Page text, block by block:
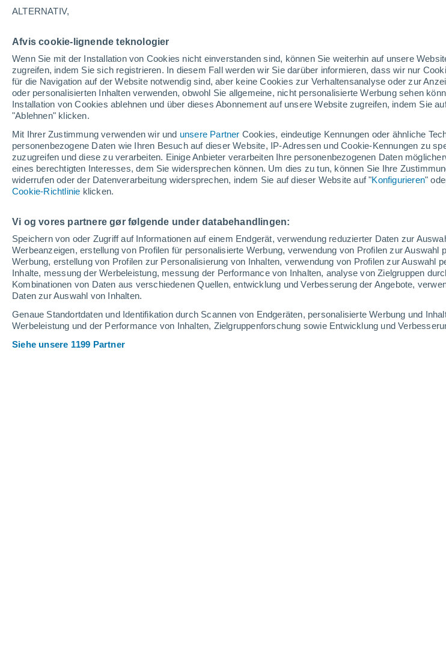
ALTERNATIV,
Afvis cookie-lignende teknologier
Wenn Sie mit der Installation von Cookies nicht einverstanden sind, können Sie weiterhin auf unsere
zugreifen, indem Sie sich registrieren. In diesem Fall werden wir Sie darüber informieren, dass wir nur
für die Navigation auf der Website notwendig sind, aber keine Cookies zur Verhaltensanalyse oder zur
oder personalisierten Inhalten verwenden, obwohl Sie allgemeine, nicht personalisierte Werbung sehen
Installation von Cookies ablehnen und über dieses Abonnement auf unsere Website zugreifen, indem Sie
"Ablehnen" klicken.
Mit Ihrer Zustimmung verwenden wir und unsere Partner Cookies, eindeutige Kennungen oder ähnliche
personenbezogene Daten wie Ihren Besuch auf dieser Website, IP-Adressen und Cookie-Kennungen zu
zuzugreifen und diese zu verarbeiten. Einige Anbieter verarbeiten Ihre personenbezogenen Daten
eines berechtigten Interesses, dem Sie widersprechen können. Um dies zu tun, können Sie Ihre
widerrufen oder der Datenverarbeitung widersprechen, indem Sie auf dieser Website auf "Konfigurieren"
Cookie-Richtlinie klicken.
Vi og vores partnere gør følgende under databehandlingen:
Speichern von oder Zugriff auf Informationen auf einem Endgerät, verwendung reduzierter Daten zur
Werbeanzeigen, erstellung von Profilen für personalisierte Werbung, verwendung von Profilen zur Auswahl
Werbung, erstellung von Profilen zur Personalisierung von Inhalten, verwendung von Profilen zur Auswahl
Inhalte, messung der Werbeleistung, messung der Performance von Inhalten, analyse von Zielgruppen
Kombinationen von Daten aus verschiedenen Quellen, entwicklung und Verbesserung der Angebote,
Daten zur Auswahl von Inhalten.
Genaue Standortdaten und Identifikation durch Scannen von Endgeräten, personalisierte Werbung und
Werbeleistung und der Performance von Inhalten, Zielgruppenforschung sowie Entwicklung und
Siehe unsere 1199 Partner
Dank seiner internationalen Bekanntheit ist er nicht mehr nur eine
Naturtourismus – ideal, um ihn hautnah zu erleben und zu bewundern.